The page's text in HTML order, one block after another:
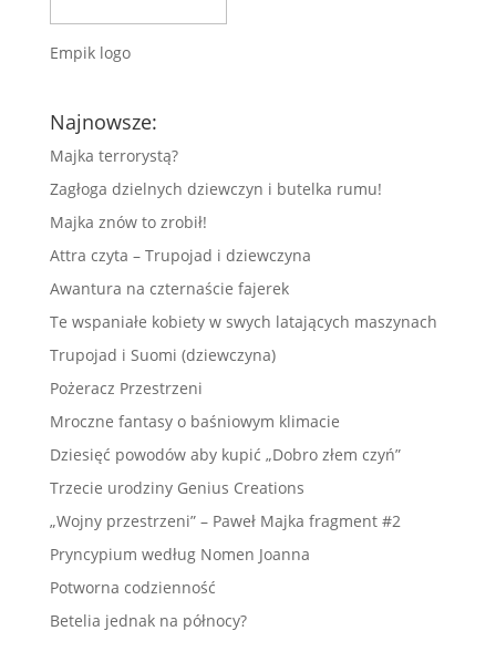
Empik logo
Najnowsze:
Majka terrorystą?
Zagłoga dzielnych dziewczyn i butelka rumu!
Majka znów to zrobił!
Attra czyta – Trupojad i dziewczyna
Awantura na czternaście fajerek
Te wspaniałe kobiety w swych latających maszynach
Trupojad i Suomi (dziewczyna)
Pożeracz Przestrzeni
Mroczne fantasy o baśniowym klimacie
Dziesięć powodów aby kupić „Dobro złem czyń”
Trzecie urodziny Genius Creations
„Wojny przestrzeni” – Paweł Majka fragment #2
Pryncypium według Nomen Joanna
Potworna codzienność
Betelia jednak na północy?